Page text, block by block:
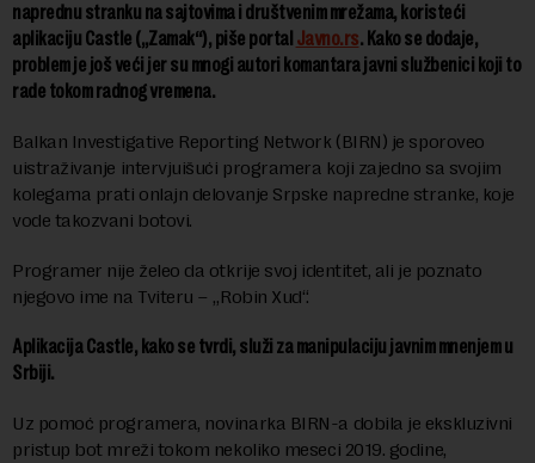
naprednu stranku na sajtovima i društvenim mrežama, koristeći
aplikaciju Castle („Zamak“), piše portal Javno.rs. Kako se dodaje,
problem je još veći jer su mnogi autori komantara javni službenici koji to
rade tokom radnog vremena.
Balkan Investigative Reporting Network (BIRN) je sporoveo
uistraživanje intervjuišući programera koji zajedno sa svojim
kolegama prati onlajn delovanje Srpske napredne stranke, koje
vode takozvani botovi.
Programer nije želeo da otkrije svoj identitet, ali je poznato
njegovo ime na Tviteru – „Robin Xud“.
Aplikacija Castle, kako se tvrdi, služi za manipulaciju javnim mnenjem u
Srbiji.
Uz pomoć programera, novinarka BIRN-a dobila je ekskluzivni
pristup bot mreži tokom nekoliko meseci 2019. godine,